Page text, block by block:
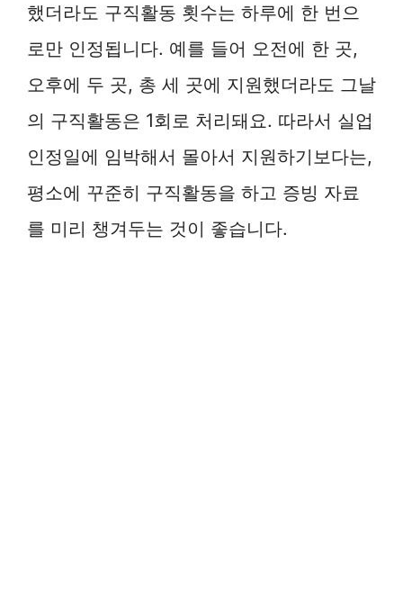
했더라도 구직활동 횟수는 하루에 한 번으
로만 인정됩니다. 예를 들어 오전에 한 곳,
오후에 두 곳, 총 세 곳에 지원했더라도 그날
의 구직활동은 1회로 처리돼요. 따라서 실업
인정일에 임박해서 몰아서 지원하기보다는,
평소에 꾸준히 구직활동을 하고 증빙 자료
를 미리 챙겨두는 것이 좋습니다.